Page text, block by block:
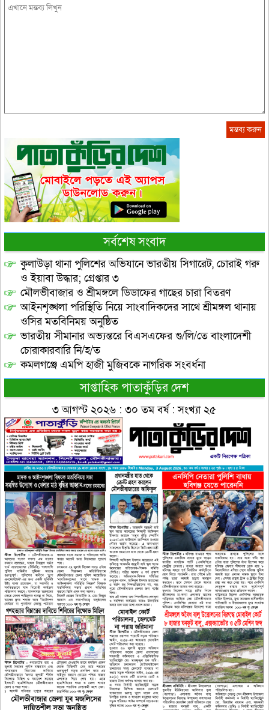
সর্বশেষ সংবাদ
কুলাউড়া থানা পুলিশের অভিযানে ভারতীয় সিগারেট, চোরাই গরু
ও ইয়াবা উদ্ধার; গ্রেপ্তার ৩
মৌলভীবাজার ও শ্রীমঙ্গলে ডিডাফের গাছের চারা বিতরণ
আইনশৃঙ্খলা পরিস্থিতি নিয়ে সাংবাদিকদের সাথে শ্রীমঙ্গল থানায়
ওসির মতবিনিময় অনুষ্ঠিত
ভারতীয় সীমানার অভ্যন্তরে বিএসএফের গু/লি/তে বাংলাদেশী
চোরাকারবারি নি/হ/ত
কমলগঞ্জে এমপি হাজী মুজিবকে নাগরিক সংবর্ধনা
সাপ্তাহিক পাতাকুঁড়ির দেশ
৩ আগস্ট ২০২৬ : ৩০ তম বর্ষ : সংখ্যা ২৫